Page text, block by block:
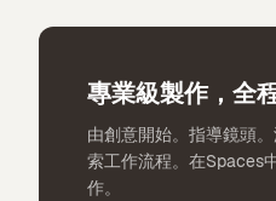
專業級製作，全
由創意開始。指導鏡頭
索工作流程。在Spaces
作。